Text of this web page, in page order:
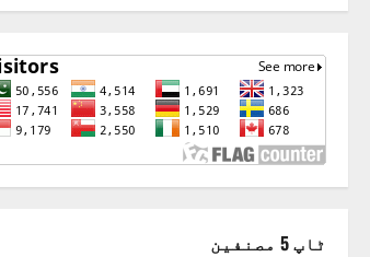
ٹاپ 5 مصنفین